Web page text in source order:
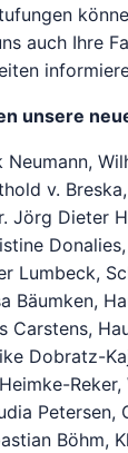
auch Ihre
unsere
Neumann,
v.
Jörg Dieter
Lumbeck,
Bäumken,
Carstens,
Dobratz-
Petersen,
Böhm,